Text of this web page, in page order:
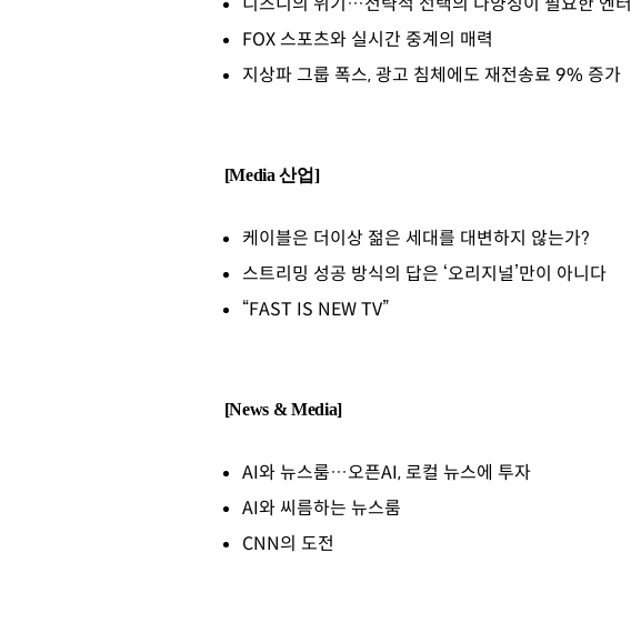
FOX 스포츠와 실시간 중계의 매력
지상파 그룹 폭스, 광고 침체에도 재전송료 9% 증가
[Media 산업]
케이블은 더이상 젊은 세대를 대변하지 않는가?
스트리밍 성공 방식의 답은 ‘오리지널’만이 아니다
“FAST IS NEW TV”
[News & Media]
AI와 뉴스룸…오픈AI, 로컬 뉴스에 투자
AI와 씨름하는 뉴스룸
CNN의 도전